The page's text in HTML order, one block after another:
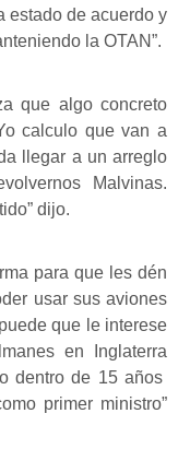
estado de acuerdo y
la OTAN”.
que algo concreto
calculo que van a
llegar a un arreglo
Malvinas.
dijo.
para que les dén
usar sus aviones
que le interese
en Inglaterra
dentro de 15 años
primer ministro”